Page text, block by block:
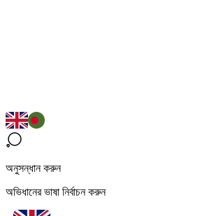
অনুসন্ধান করুন
অভিধানের ভাষা নির্বাচন করুন